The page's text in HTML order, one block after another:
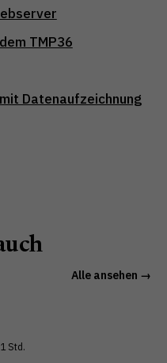
TMP36
Datenaufzeichnung
Alle ansehen →
Std.